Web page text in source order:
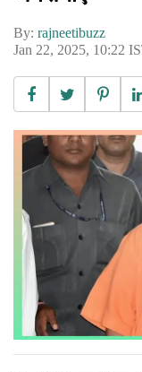
By: rajneetibuzz
Jan 22, 2025, 10:22